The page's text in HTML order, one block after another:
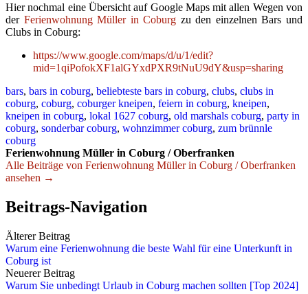
Hier nochmal eine Übersicht auf Google Maps mit allen Wegen von
der Ferienwohnung Müller in Coburg zu den einzelnen Bars und
Clubs in Coburg:
https://www.google.com/maps/d/u/1/edit?
mid=1qiPofokXF1alGYxdPXR9tNuU9dY&usp=sharing
bars, bars in coburg, beliebteste bars in coburg, clubs, clubs in
coburg, coburg, coburger kneipen, feiern in coburg, kneipen,
kneipen in coburg, lokal 1627 coburg, old marshals coburg, party in
coburg, sonderbar coburg, wohnzimmer coburg, zum brünnle
coburg
Ferienwohnung Müller in Coburg / Oberfranken
Alle Beiträge von Ferienwohnung Müller in Coburg / Oberfranken
ansehen →
Beitrags-Navigation
Älterer Beitrag
Warum eine Ferienwohnung die beste Wahl für eine Unterkunft in
Coburg ist
Neuerer Beitrag
Warum Sie unbedingt Urlaub in Coburg machen sollten [Top 2024]